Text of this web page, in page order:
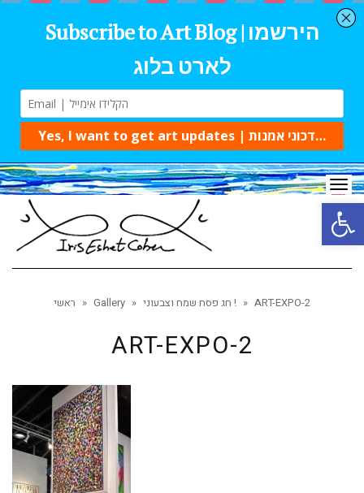
ראשי » Gallery » חג פסח שמח וצבעוני ! » ART-EXPO-2
ART-EXPO-2